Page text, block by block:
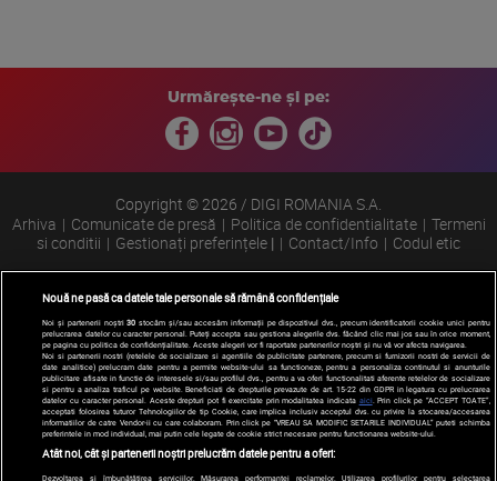
Urmărește-ne și pe:
Copyright © 2026 / DIGI ROMANIA S.A.
Arhiva
Comunicate de presă Politica de confidentialitate
Termeni
si conditii
Gestionați preferințele | Contact/Info Codul etic
Nouă ne pasă ca datele tale personale să rămână confidențiale
Noi și partenerii noștri30 stocăm și/sau accesăm informații pe dispozitivul dvs., precum identificatorii cookie unici pentru
prelucrarea datelor cu caracter personal. Puteți accepta sau gestiona alegerile dvs. făcând clic mai jos sau în orice moment,
pe pagina cu politica de confidențialitate. Aceste alegeri vor fi raportate partenerilor noștri și nu vă vor afecta navigarea.
Noi si partenerii nostri (retelele de socializare si agentiile de publicitate partenere, precum si furnizorii nostri de servicii de
date analitice) prelucram date pentru a permite website-ului sa functioneze, pentru a personaliza continutul si anunturile
publicitare afisate in functie de interesele si/sau profilul dvs., pentru a va oferi functionalitati aferente retelelor de socializare
si pentru a analiza traficul pe website. Beneficiati de drepturile prevazute de art. 15-22 din GDPR in legatura cu prelucrarea
datelor cu caracter personal. Aceste drepturi pot fi exercitate prin modalitatea indicata aici. Prin click pe “ACCEPT TOATE”,
acceptati folosirea tuturor Tehnologiilor de tip Cookie, care implica inclusiv acceptul dvs. cu privire la stocarea/accesarea
informatiilor de catre Vendor-ii cu care colaboram. Prin click pe “VREAU SA MODIFIC SETARILE INDIVIDUAL” puteti schimba
preferintele in mod individual, mai putin cele legate de cookie strict necesare pentru functionarea website-ului.
Atât noi, cât și partenerii noștri prelucrăm datele pentru a oferi:
Dezvoltarea și îmbunătățirea serviciilor. Măsurarea performanței reclamelor. Utilizarea profilurilor pentru selectarea